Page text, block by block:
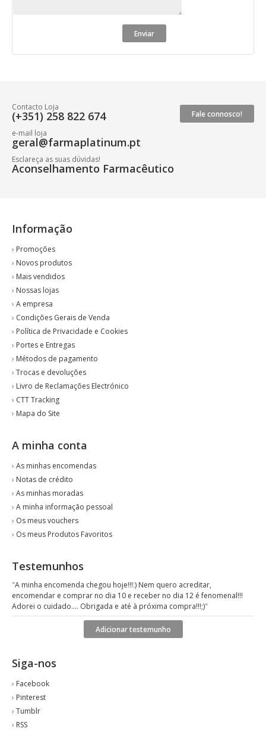
Fale connosco!
Contacto Loja
(+351) 258 822 674
e-mail loja
geral@farmaplatinum.pt
Esclareça as suas dúvidas!
Aconselhamento Farmacêutico
Informação
› Promoções
› Novos produtos
› Mais vendidos
› Nossas lojas
› A empresa
› Condições Gerais de Venda
› Política de Privacidade e Cookies
› Portes e Entregas
› Métodos de pagamento
› Trocas e devoluções
› Livro de Reclamações Electrónico
› CTT Tracking
› Mapa do Site
A minha conta
› As minhas encomendas
› Notas de crédito
› As minhas moradas
› A minha informação pessoal
› Os meus vouchers
› Os meus Produtos Favoritos
Testemunhos
"A minha encomenda chegou hoje!!!:) Nem quero acreditar,
encomendar e comprar no dia 10 e receber no dia 12 é fenomenal!!!
Adorei o cuidado.... Obrigada e até à próxima compra!!!;)"
Adicionar testemunho
Siga-nos
› Facebook
› Pinterest
› Tumblr
› RSS